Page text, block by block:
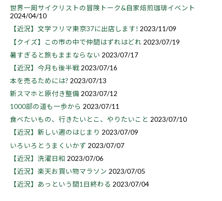
世界一周サイクリストの冒険トーク&自家焙煎珈琲イベント
2024/04/10
【近況】文学フリマ東京37に出店します! 2023/11/09
【クイズ】この市の中で仲間はずれはどれ 2023/07/19
暑すぎると旅もままならない 2023/07/17
【近況】今月も後半戦 2023/07/16
本を売るためには? 2023/07/13
新スマホと原付き整備 2023/07/12
1000部の道も一歩から 2023/07/11
食べたいもの、行きたいとこ、やりたいこと 2023/07/10
【近況】新しい週のはじまり 2023/07/09
いろいろとうまくいかず 2023/07/07
【近況】洗濯日和 2023/07/06
【近況】楽天お買い物マラソン 2023/07/05
【近況】あっという間1日終わる 2023/07/04